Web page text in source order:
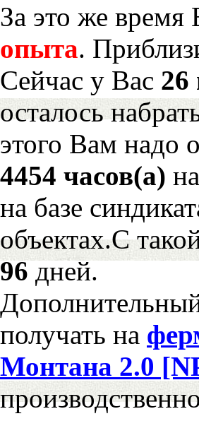
За это же
опыта.
Сейчас у Вас 26
осталось
этого Вам надо
4454 часов(а)
на базе
объектах.С
96дней.
получать на
Монтана 2.0